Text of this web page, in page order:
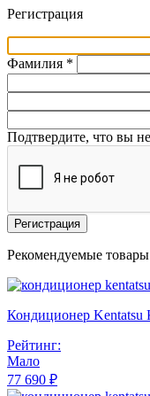
Регистрация
Фамилия *
Подтвердите, что вы
Регистрация
Рекомендуемые товары
Кондиционер
Рейтинг:
Мало
77 690 ₽